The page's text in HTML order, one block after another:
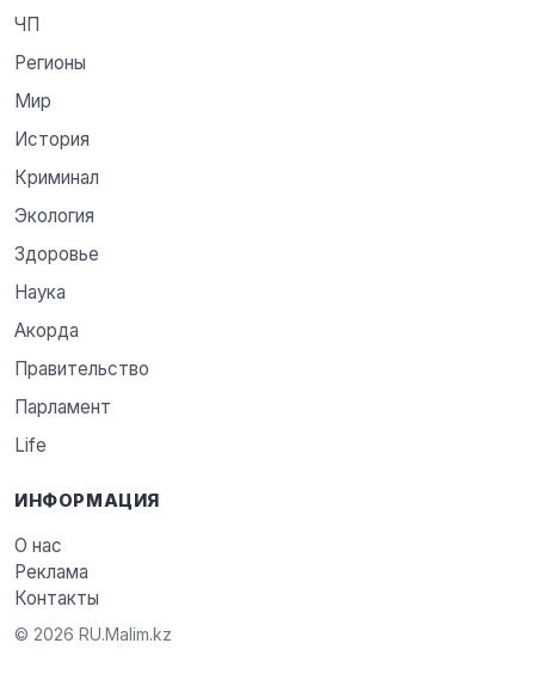
ЧП
Регионы
Мир
История
Криминал
Экология
Здоровье
Наука
Акорда
Правительство
Парламент
Life
ИНФОРМАЦИЯ
О нас
Реклама
Контакты
© 2026 RU.Malim.kz